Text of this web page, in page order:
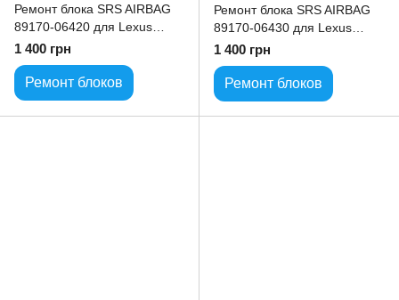
Ремонт блока SRS AIRBAG
89170-06420 для Lexus
Toyota ALL model
1 400 грн
Ремонт блоков
Ремонт блока SRS AIRBAG
89170-06430 для Lexus
Toyota ALL model
1 400 грн
Ремонт блоков